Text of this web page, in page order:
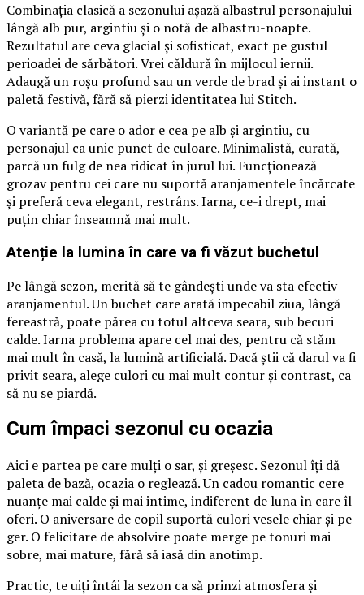
Combinația clasică a sezonului așază albastrul personajului
lângă alb pur, argintiu și o notă de albastru-noapte.
Rezultatul are ceva glacial și sofisticat, exact pe gustul
perioadei de sărbători. Vrei căldură în mijlocul iernii.
Adaugă un roșu profund sau un verde de brad și ai instant o
paletă festivă, fără să pierzi identitatea lui Stitch.
O variantă pe care o ador e cea pe alb și argintiu, cu
personajul ca unic punct de culoare. Minimalistă, curată,
parcă un fulg de nea ridicat în jurul lui. Funcționează
grozav pentru cei care nu suportă aranjamentele încărcate
și preferă ceva elegant, restrâns. Iarna, ce-i drept, mai
puțin chiar înseamnă mai mult.
Atenție la lumina în care va fi văzut buchetul
Pe lângă sezon, merită să te gândești unde va sta efectiv
aranjamentul. Un buchet care arată impecabil ziua, lângă
fereastră, poate părea cu totul altceva seara, sub becuri
calde. Iarna problema apare cel mai des, pentru că stăm
mai mult în casă, la lumină artificială. Dacă știi că darul va fi
privit seara, alege culori cu mai mult contur și contrast, ca
să nu se piardă.
Cum împaci sezonul cu ocazia
Aici e partea pe care mulți o sar, și greșesc. Sezonul îți dă
paleta de bază, ocazia o reglează. Un cadou romantic cere
nuanțe mai calde și mai intime, indiferent de luna în care îl
oferi. O aniversare de copil suportă culori vesele chiar și pe
ger. O felicitare de absolvire poate merge pe tonuri mai
sobre, mai mature, fără să iasă din anotimp.
Practic, te uiți întâi la sezon ca să prinzi atmosfera și